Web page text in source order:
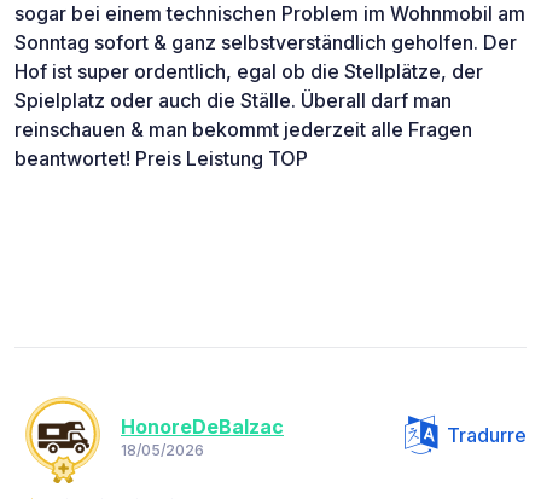
sogar bei einem technischen Problem im Wohnmobil am
Sonntag sofort & ganz selbstverständlich geholfen. Der
Hof ist super ordentlich, egal ob die Stellplätze, der
Spielplatz oder auch die Ställe. Überall darf man
reinschauen & man bekommt jederzeit alle Fragen
beantwortet! Preis Leistung TOP
HonoreDeBalzac
18/05/2026
Tradurre